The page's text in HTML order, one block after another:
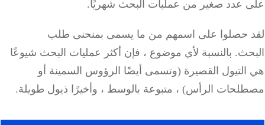
عدد صغير من عمليات البحث شهريًا.
حصلوا على اسمهم من ما يسمى بمنحنى طلب
بالنسبة لأي موضوع ، فإن أكثر عمليات البحث شيوعًا
القصيرة (وتسمى أيضًا الرؤوس السمينة أو
الرأس) ، متبوعة بالوسط ، وأخيرًا ذيول طويلة.